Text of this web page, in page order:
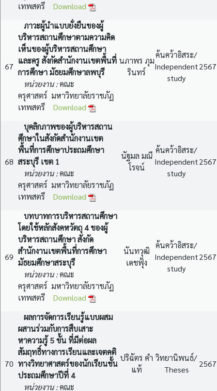
เทพสตรี Download
67
ภาวะผู้นำแบบยั่งยืนของผู้
บริหารสถานศึกษาตามความคิด
เห็นของผู้บริหารสถานศึกษา
และครู สังกัดสำนักงานเขตพื้นที่
การศึกษา มัธยมศึกษาลพบุรี
หน่วยงาน :คณะ
ครุศาสตร์ มหาวิทยาลัยราชภัฏ
เทพสตรี Download
นภาพร ภุม
รินทร์
ค้นคว้าอิสระ/
Independent
study
2567
68
บุคลิกภาพของผู้บริหารสถาน
ศึกษาในสังกัดสำนักงานเขต
พื้นที่การศึกษาประถมศึกษา
สระบุรี เขต 1
หน่วยงาน :คณะ
ครุศาสตร์ มหาวิทยาลัยราชภัฏ
เทพสตรี Download
นัฐมล มณี
โรจน์
ค้นคว้าอิสระ/
Independent
study
2567
69
บทบาทการบริหารสถานศึกษา
โดยใช้หลักสังคหวัตถุ 4 ของผู้
บริหารสถานศึกษา สังกัด
สำนักงานเขตพื้นที่การศึกษา
มัธยมศึกษาสระบุรี
หน่วยงาน :คณะ
ครุศาสตร์ มหาวิทยาลัยราชภัฏ
เทพสตรี Download
นันทวุฒิ
เดชฟุ้ง
ค้นคว้าอิสระ/
Independent
study
2567
70
ผลการจัดการเรียนรู้แบบผสม
ผสานร่วมกับการสืบเสาะ
หาความรู้ 5 ขั้น ที่มีต่อผล
สัมฤทธิ์ทางการเรียนและเจตคติ
ทางวิทยาศาสตร์ของนักเรียนชั้น
ประถมศึกษาปีที่ 4
หน่วยงาน :คณะ
ปริฉัตร คำ
แท้
วิทยานิพนธ์/
Theses
2567